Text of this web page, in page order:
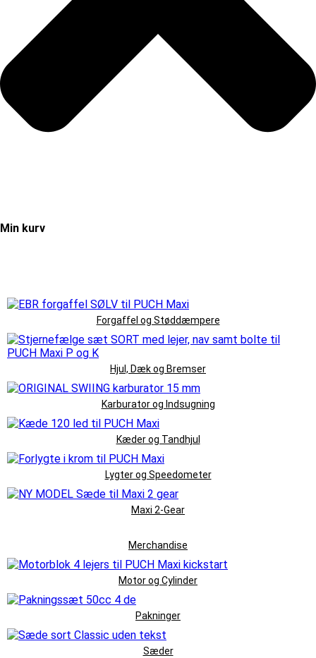
Min kurv
Forgaffel og Støddæmpere
Hjul, Dæk og Bremser
Karburator og Indsugning
Kæder og Tandhjul
Lygter og Speedometer
Maxi 2-Gear
Merchandise
Motor og Cylinder
Pakninger
Sæder